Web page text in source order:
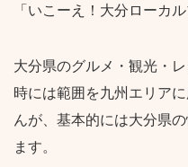
「いこーえ！大分ローカ
大分県のグルメ・観光・
時には範囲を九州エリア
んが、基本的には大分県
ます。